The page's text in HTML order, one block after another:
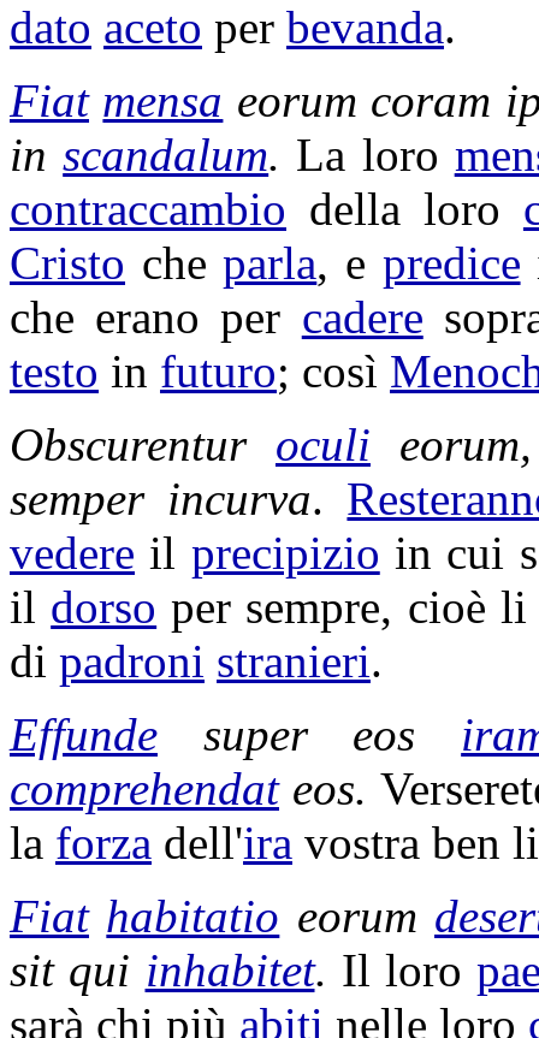
dato aceto per bevanda.
Fiat mensa eorum coram
inscandalum. La loro
contraccambio della loro
Cristo cheparla, e predice
che erano per cadere
testo in futuro; così
Obscurentur oculi
semper incurva.
vedere il precipizio in cui
il dorso per sempre, cioè
di padroni stranieri.
Effunde super eos
comprehendateos.
la forza dell'ira vostra ben
Fiat habitatio eorum
sit qui inhabitet. Il loro
sarà chi più abiti nelle loro